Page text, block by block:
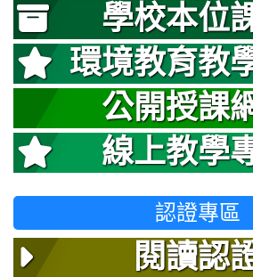
學校本位
環境教育教
公開授課
線上教學
認證專區
閱讀認